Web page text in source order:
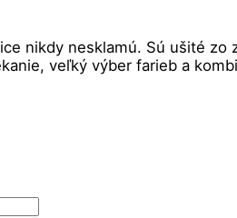
nikdy nesklamú. Sú ušité
veľký výber farieb a